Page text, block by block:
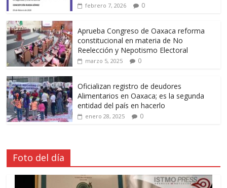
febrero 7, 2026 0
Aprueba Congreso de Oaxaca reforma
constitucional en materia de No
Reelección y Nepotismo Electoral
marzo 5, 2025 0
Oficializan registro de deudores
Alimentarios en Oaxaca; es la segunda
entidad del país en hacerlo
enero 28, 2025 0
Foto del día